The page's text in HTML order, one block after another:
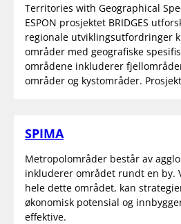
Territories with Geographical
ESPON prosjektet BRIDGES
regionale utviklingsutfordringer
områder med geografiske
områdene inkluderer
områder og kystområder.
SPIMA
Metropolområder består av
inkluderer området rundt en by.
hele dette området, kan
økonomisk potensial og
effektive.